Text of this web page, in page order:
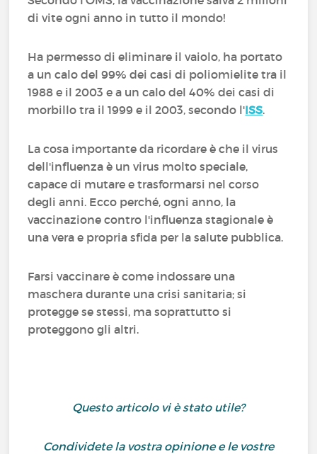
di vite ogni anno in tutto il mondo!
Ha permesso di eliminare il vaiolo, ha portato
a un calo del 99% dei casi di poliomielite tra il
1988 e il 2003 e a un calo del 40% dei casi di
morbillo tra il 1999 e il 2003, secondo l'ISS.
La cosa importante da ricordare è che il virus
dell'influenza è un virus molto speciale,
capace di mutare e trasformarsi nel corso
degli anni. Ecco perché, ogni anno, la
vaccinazione contro l'influenza stagionale è
una vera e propria sfida per la salute pubblica.
Farsi vaccinare è come indossare una
maschera durante una crisi sanitaria; si
protegge se stessi, ma soprattutto si
proteggono gli altri.
Questo articolo vi è stato utile?
Condividete la vostra opinione e le vostre